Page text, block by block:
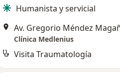
Humanista y servicial
Clínica Medlenius
Visita Traumatología